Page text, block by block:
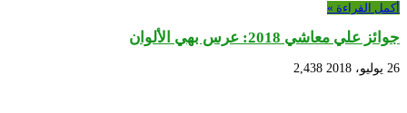
أكمل القراءة »
جوائز علي معاشي 2018: عرس بهي الألوان
26 يوليو، 2018 2,438